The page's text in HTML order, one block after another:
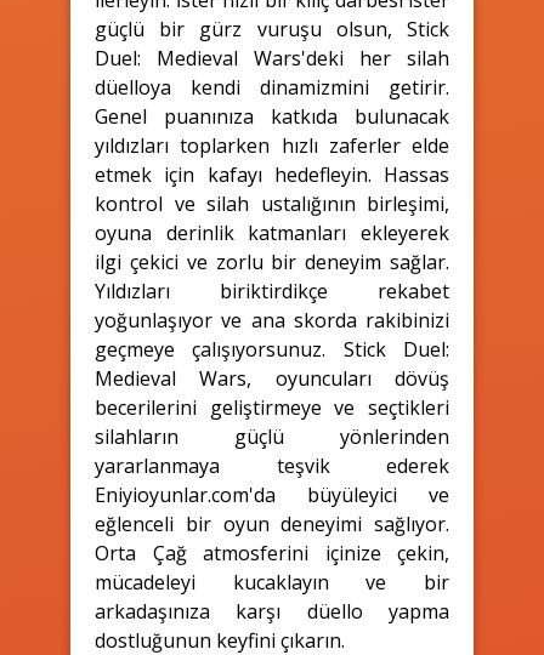
güçlü bir gürz vuruşu olsun, Stick
Duel: Medieval Wars'deki her silah
düelloya kendi dinamizmini getirir.
Genel puanınıza katkıda bulunacak
yıldızları toplarken hızlı zaferler elde
etmek için kafayı hedefleyin. Hassas
kontrol ve silah ustalığının birleşimi,
oyuna derinlik katmanları ekleyerek
ilgi çekici ve zorlu bir deneyim sağlar.
Yıldızları biriktirdikçe rekabet
yoğunlaşıyor ve ana skorda rakibinizi
geçmeye çalışıyorsunuz. Stick Duel:
Medieval Wars, oyuncuları dövüş
becerilerini geliştirmeye ve seçtikleri
silahların güçlü yönlerinden
yararlanmaya teşvik ederek
Eniyioyunlar.com'da büyüleyici ve
eğlenceli bir oyun deneyimi sağlıyor.
Orta Çağ atmosferini içinize çekin,
mücadeleyi kucaklayın ve bir
arkadaşınıza karşı düello yapma
dostluğunun keyfini çıkarın.